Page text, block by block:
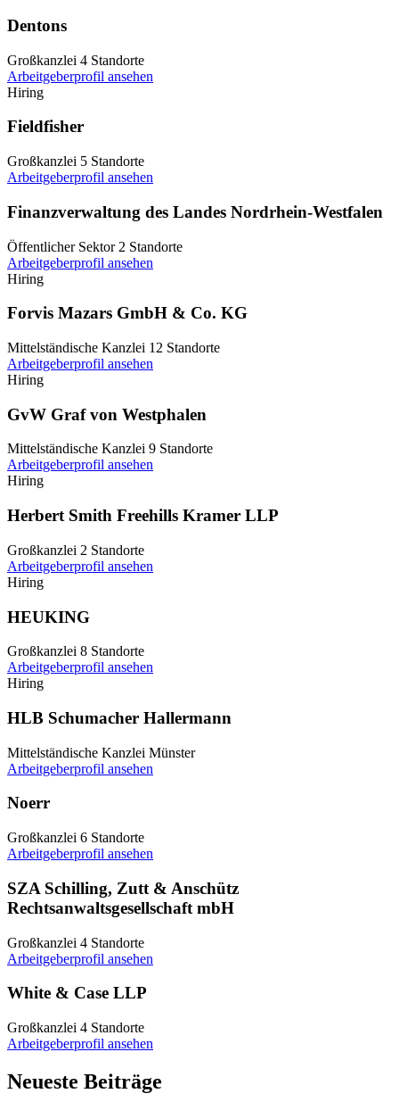
Dentons
Großkanzlei 4 Standorte
Arbeitgeberprofil ansehen
Hiring
Fieldfisher
Großkanzlei 5 Standorte
Arbeitgeberprofil ansehen
Finanzverwaltung des Landes Nordrhein-Westfalen
Öffentlicher Sektor 2 Standorte
Arbeitgeberprofil ansehen
Hiring
Forvis Mazars GmbH & Co. KG
Mittelständische Kanzlei 12 Standorte
Arbeitgeberprofil ansehen
Hiring
GvW Graf von Westphalen
Mittelständische Kanzlei 9 Standorte
Arbeitgeberprofil ansehen
Hiring
Herbert Smith Freehills Kramer LLP
Großkanzlei 2 Standorte
Arbeitgeberprofil ansehen
Hiring
HEUKING
Großkanzlei 8 Standorte
Arbeitgeberprofil ansehen
Hiring
HLB Schumacher Hallermann
Mittelständische Kanzlei Münster
Arbeitgeberprofil ansehen
Noerr
Großkanzlei 6 Standorte
Arbeitgeberprofil ansehen
SZA Schilling, Zutt & Anschütz
Rechtsanwaltsgesellschaft mbH
Großkanzlei 4 Standorte
Arbeitgeberprofil ansehen
White & Case LLP
Großkanzlei 4 Standorte
Arbeitgeberprofil ansehen
Neueste Beiträge